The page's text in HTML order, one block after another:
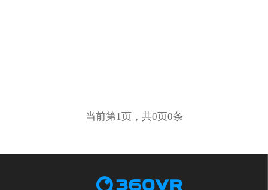
当前第1页，共0页0条